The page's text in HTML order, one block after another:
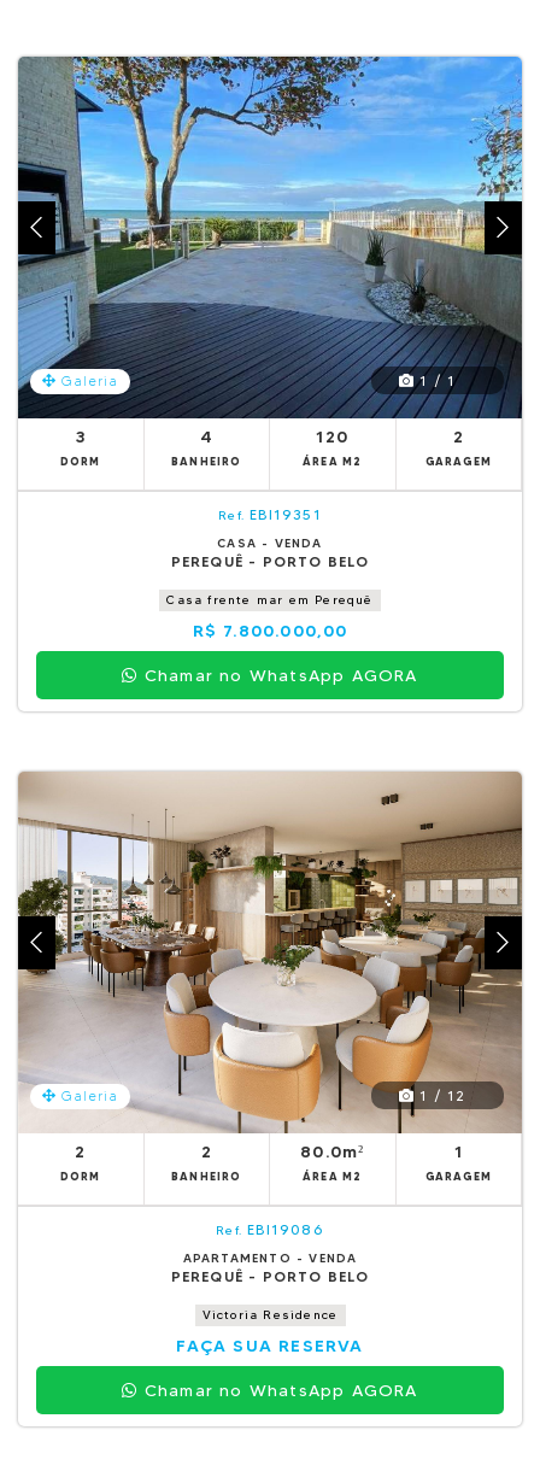
Galeria 1 / 1
3
DORM
4
BANHEIRO
120
ÁREA M2
2
GARAGEM
Ref. EBI19351
CASA - VENDA
PEREQUÊ - PORTO BELO
Casa frente mar em Perequê
R$ 7.800.000,00
Chamar no WhatsApp AGORA
Galeria 1 / 12
2
DORM
2
BANHEIRO
80.0m²
ÁREA M2
1
GARAGEM
Ref. EBI19086
APARTAMENTO - VENDA
PEREQUÊ - PORTO BELO
Victoria Residence
FAÇA SUA RESERVA
Chamar no WhatsApp AGORA